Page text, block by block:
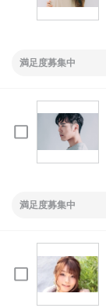
満足度募集中
満足度募集中